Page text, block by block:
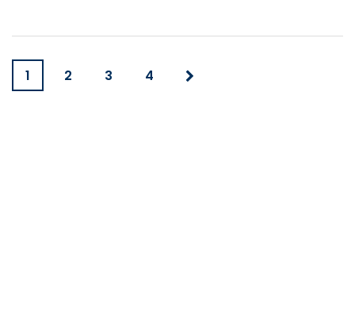
1 2 3 4